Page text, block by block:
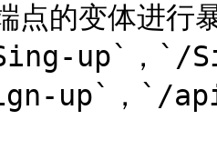
点的变体
up`，`/
up`，`/